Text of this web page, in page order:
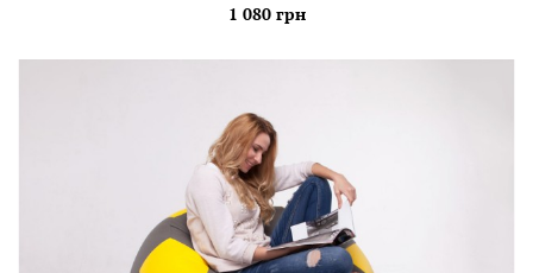
1 080 грн